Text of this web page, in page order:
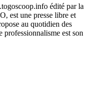
édité par la
est une presse libre et
au quotidien des
est son